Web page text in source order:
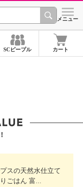
ショッ
メニュー
SCピープル カート
スの天然水仕立て
ごはん 富...